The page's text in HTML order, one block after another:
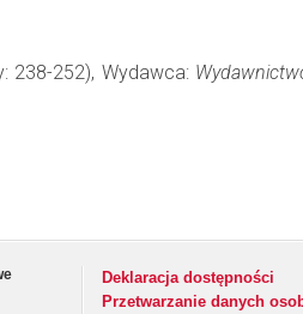
238-252), Wydawca:
Deklaracja dostępności
Przetwarzanie danych